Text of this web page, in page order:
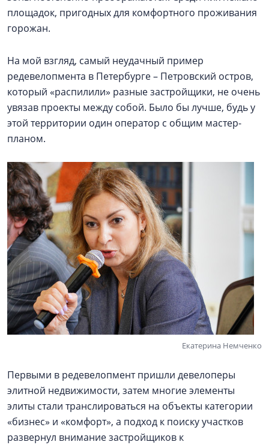
площадок, пригодных для комфортного проживания
горожан.
На мой взгляд, самый неудачный пример
редевелопмента в Петербурге – Петровский остров,
который «распилили» разные застройщики, не очень
увязав проекты между собой. Было бы лучше, будь у
этой территории один оператор с общим мастер-
планом.
Екатерина Немченко
Первыми в редевелопмент пришли девелоперы
элитной недвижимости, затем многие элементы
элиты стали транслироваться на объекты категории
«бизнес» и «комфорт», а подход к поиску участков
развернул внимание застройщиков к